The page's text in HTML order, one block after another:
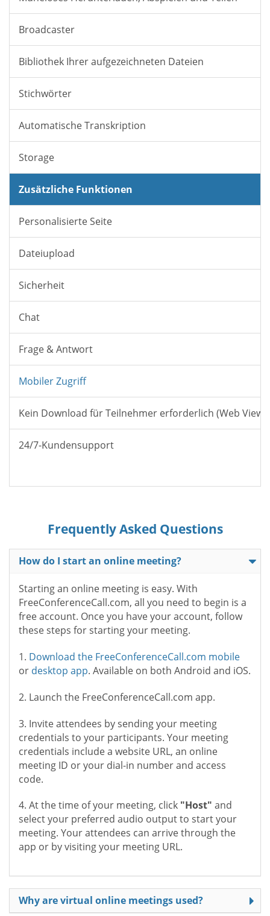
Broadcaster
Bibliothek Ihrer aufgezeichneten Dateien
Stichwörter
Automatische Transkription
Storage
Zusätzliche Funktionen
Personalisierte Seite
Dateiupload
Sicherheit
Chat
Frage & Antwort
Mobiler Zugriff
Kein Download für Teilnehmer erforderlich (Web
24/7-Kundensupport
Frequently Asked Questions
How do I start an online meeting?
Starting an online meeting is easy. With
FreeConferenceCall.com, all you need to begin is a
free account. Once you have your account, follow
these steps for starting your meeting.
1. Download the FreeConferenceCall.com mobile
or desktop app. Available on both Android and iOS.
2. Launch the FreeConferenceCall.com app.
3. Invite attendees by sending your meeting
credentials to your participants. Your meeting
credentials include a website URL, an online
meeting ID or your dial-in number and access
code.
4. At the time of your meeting, click "Host" and
select your preferred audio output to start your
meeting. Your attendees can arrive through the
app or by visiting your meeting URL.
Why are virtual online meetings used?